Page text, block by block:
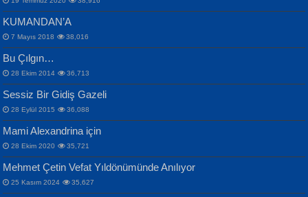
İPEK ACAR SERT
Gazze’nin Şecaati, Ümmetin İmtihanı...
Selahattin Yıldız
İdrakimle Üşürken...
ERDEM BAYAZIT
Sana, Bana, Vatanıma, Ülkemin
İnsanlarına Dair...
KUMANDAN’A
7 Mayıs 2018 38,016
Bu Çılgın…
28 Ekim 2014 36,713
Sessiz Bir Gidiş Gazeli
28 Eylül 2015 36,088
Mami Alexandrina için
28 Ekim 2020 35,721
Mehmet Çetin Vefat Yıldönümünde Anılıyor
25 Kasım 2024 35,627